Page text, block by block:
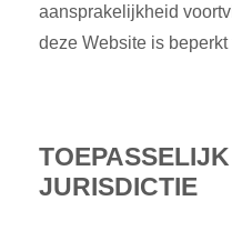
aansprakelijkheid
deze Website is beperkt
JURISDICTIE